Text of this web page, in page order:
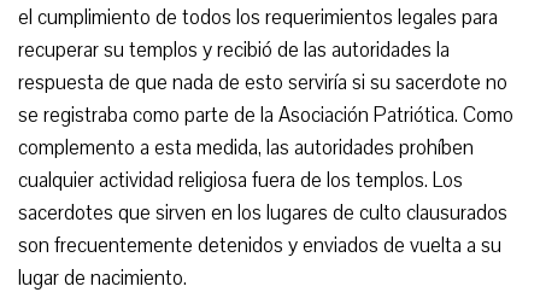
el cumplimiento de todos los requerimientos legales para
recuperar su templos y recibió de las autoridades la
respuesta de que nada de esto serviría si su sacerdote no
se registraba como parte de la Asociación Patriótica. Como
complemento a esta medida, las autoridades prohíben
cualquier actividad religiosa fuera de los templos. Los
sacerdotes que sirven en los lugares de culto clausurados
son frecuentemente detenidos y enviados de vuelta a su
lugar de nacimiento.